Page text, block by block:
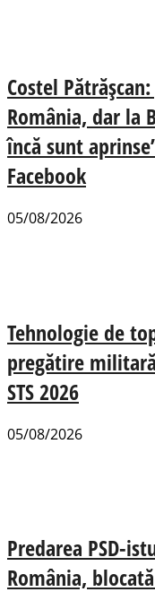
Costel
România, dar la
încă sunt
Facebook
05/08/2026
Tehnologie de
pregătire
STS 2026
05/08/2026
Predarea PSD-
România,